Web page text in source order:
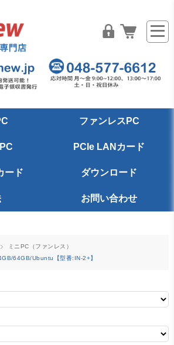
ファンレスPC
PCIe LANカード
ード ダウンロード
お問い合わせ
ミニPC（ファンレス）
64GB/Ubuntu【型番:IN-2+】